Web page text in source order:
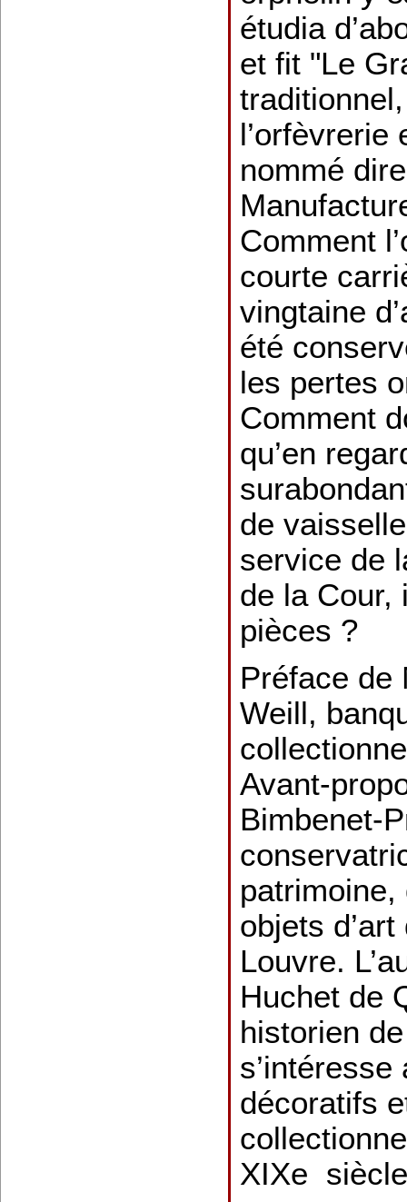
étudia
et fit "Le
l’orfèvrerie
nommé
Comment
courte
vingtaine
été
les pertes
Comment
qu’en
de
service de
de la Cour,
pièces ?
Préface de
Weill,
Avant-
Bimbenet-
objets
Louvre.
Huchet de
historien
s’intéresse
décoratifs
XIXe